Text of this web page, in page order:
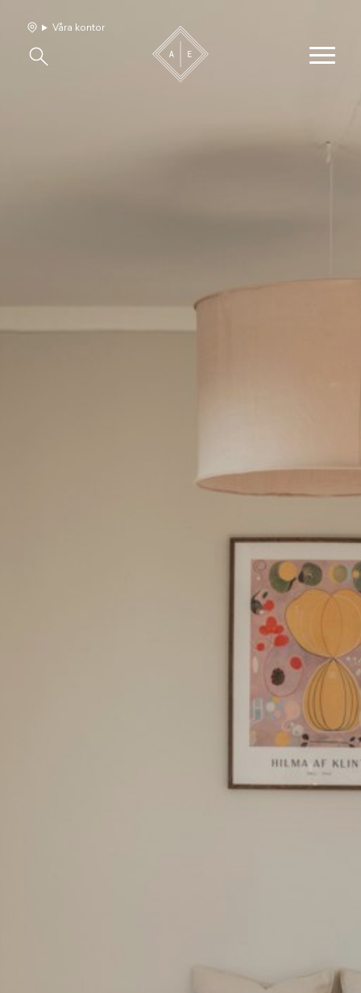
Vårt team
Våra kontor